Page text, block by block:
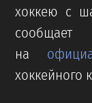
хоккею с
на
хоккейного